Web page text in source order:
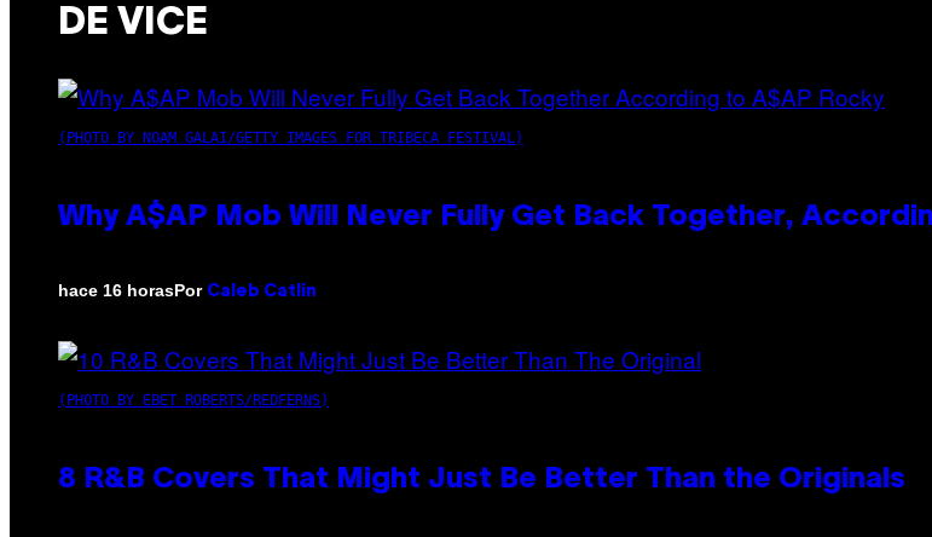
DE VICE
(PHOTO BY NOAM GALAI/GETTY IMAGES FOR TRIBECA FESTIVAL)
Why A$AP Mob Will Never Fully Get Back Together,
hace 16 horasPor Caleb Catlin
(PHOTO BY EBET ROBERTS/REDFERNS)
8 R&B Covers That Might Just Be Better Than the Originals